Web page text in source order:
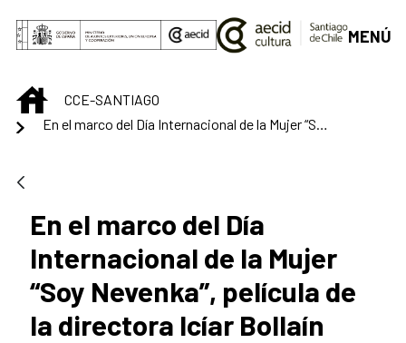
Saltar al contenido principal
MENÚ
INICIOCCE-SANTIAGO
En el marco del Día
Internacional de la Mujer
“Soy Nevenka”, película de
la directora Icíar Bollaín